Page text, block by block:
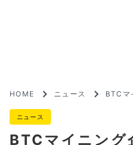
HOME ニュース
BTCマ
ニュース
BTCマイニング